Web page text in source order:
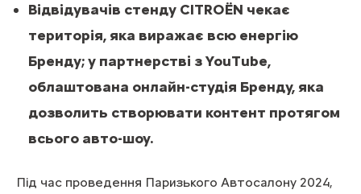
Відвідувачів стенду CITROЁN чекає
територія, яка виражає всю енергію
Бренду; у партнерстві з YouTube,
облаштована онлайн-студія Бренду, яка
дозволить створювати контент протягом
всього авто-шоу.
Під час проведення Паризького Автосалону 2024,